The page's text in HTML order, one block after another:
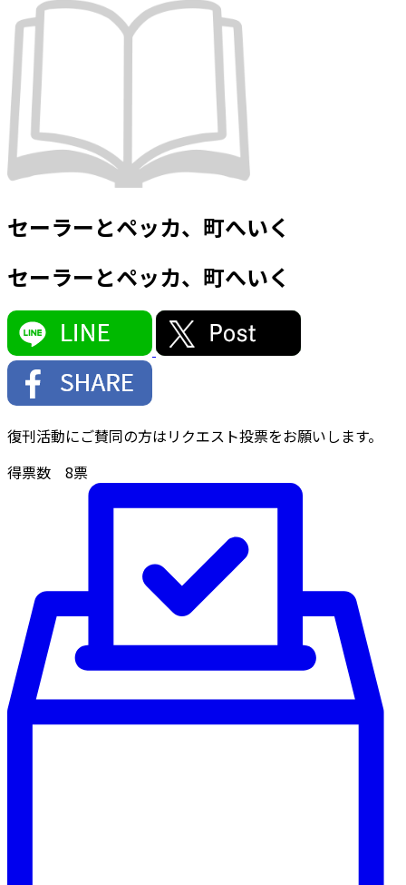
セーラーとペッカ、町へいく
セーラーとペッカ、町へいく
復刊活動にご賛同の方はリクエスト投票をお願いします。
得票数 8票